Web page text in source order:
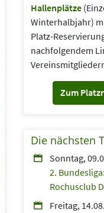
Hallenplätze
Winterhalbjahr)
Platz-
nachfolgendem
Zum
Die nächsten
Sonntag,
2.
Rochusclub
Freitag,